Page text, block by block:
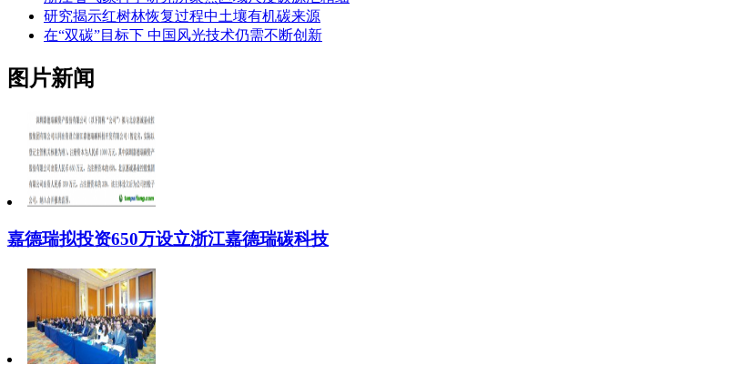
研究揭示红树林恢复过程中土壤有机碳来源
在“双碳”目标下 中国风光技术仍需不断创新
图片新闻
嘉德瑞拟投资650万设立浙江嘉德瑞碳科技